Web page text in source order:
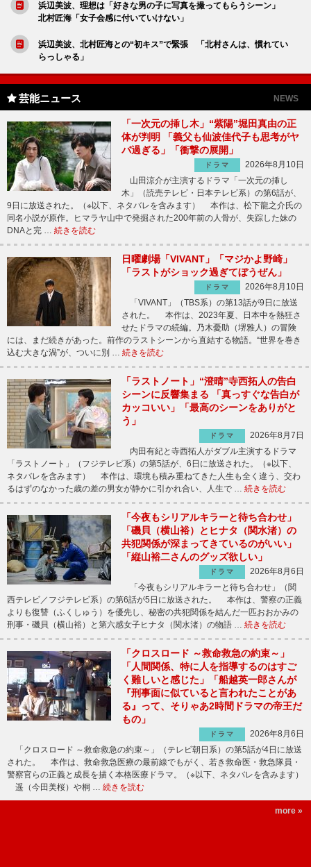
浜辺美波、理想は「好きな男の子に写真を撮ってもらうシーン」
北村匠海「女子会感に付いていけない」
浜辺美波、北村匠海との“初キス”で緊張 「北村さんは、慣れてい
らっしゃる」
芸能ニュース NEWS
「一次元の挿し木」“紫陽”堀田真由の正
体が判明 「義父も仙波佳代子も思考がヤ
バ過ぎる」「衝撃の展開」
ドラマ
2026年8月10日
山田涼介が主演するドラマ「一次元の挿し
木」（読売テレビ・日本テレビ系）の第6話が、
9日に放送された。（※以下、ネタバレを含みます） 本作は、松下龍之介氏の
同名小説が原作。ヒマラヤ山中で発掘された200年前の人骨が、失踪した妹の
DNAと完 … 続きを読む
日曜劇場「VIVANT」「マジかよ野崎」
「ラストがショック過ぎてぼうぜん」
ドラマ
2026年8月10日
「VIVANT」（TBS系）の第13話が9日に放送
された。 本作は、2023年夏、日本中を熱狂さ
せたドラマの続編。乃木憂助（堺雅人）の冒険
には、まだ続きがあった。前作のラストシーンから直結する物語。“世界を巻き
込む大きな渦”が、ついに別 … 続きを読む
「ラストノート」“澄晴”寺西拓人の告白
シーンに反響集まる 「真っすぐな告白が
カッコいい」「最高のシーンをありがと
う」
ドラマ
2026年8月7日
内田有紀と寺西拓人がダブル主演するドラマ
「ラストノート」（フジテレビ系）の第5話が、6日に放送された。（※以下、
ネタバレを含みます） 本作は、環境も積み重ねてきた人生も全く違う、交わ
るはずのなかった歳の差の男女が静かに引かれ合い、人生で … 続きを読む
「今夜もシリアルキラーと待ち合わせ」
「磯貝（横山裕）とヒナタ（関水渚）の
共犯関係が深まってきているのがいい」
「縦山裕二さんのグッズ欲しい」
ドラマ
2026年8月6日
「今夜もシリアルキラーと待ち合わせ」（関
西テレビ／フジテレビ系）の第6話が5日に放送された。 本作は、警察の正義
よりも復讐（ふくしゅう）を優先し、秘密の共犯関係を結んだ一匹おおかみの
刑事・磯貝（横山裕）と第六感女子ヒナタ（関水渚）の物語 … 続きを読む
「クロスロード ～救命救急の約束～」
「人間関係、特に人を指導するのはすご
く難しいと感じた」「船越英一郎さんが
『刑事面に似ていると言われたことがあ
る』って、そりゃあ2時間ドラマの帝王だ
もの」
ドラマ
2026年8月6日
「クロスロード ～救命救急の約束～」（テレビ朝日系）の第5話が4日に放送
された。 本作は、救命救急医療の最前線でもがく、若き救命医・救急隊員・
警察官らの正義と成長を描く本格医療ドラマ。（※以下、ネタバレを含みます）
遥（今田美桜）や桐 … 続きを読む
more »